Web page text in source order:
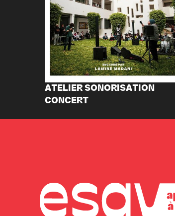
ATELIER SONORISATION
CONCERT